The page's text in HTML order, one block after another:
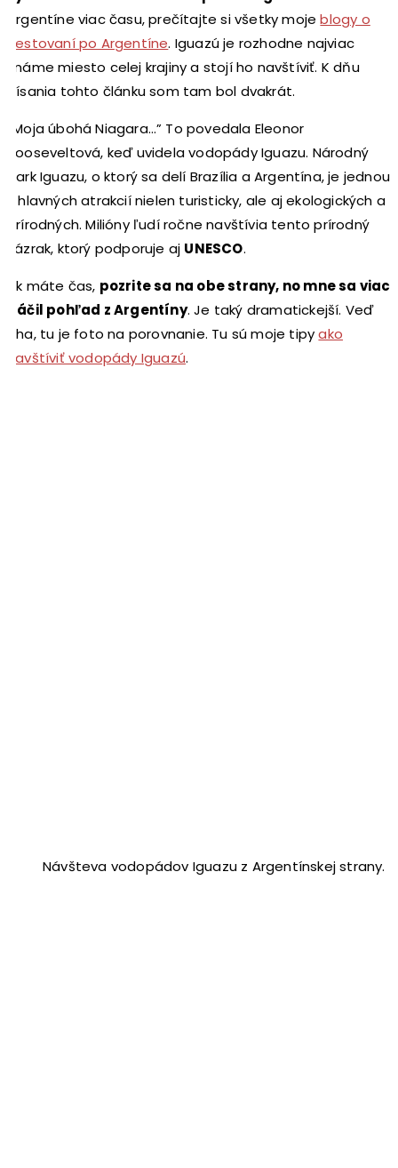
Argentíne viac času, prečítajte si všetky mojeblogy o
cestovaní po Argentíne. Iguazú je rozhodne najviac
známe miesto celej krajiny a stojí ho navštíviť. K dňu
písania tohto článku som tam bol dvakrát.
“Moja úbohá Niagara…” To povedala Eleonor
Rooseveltová, keď uvidela vodopády Iguazu. Národný
park Iguazu, o ktorý sa delí Brazília a Argentína, je jednou
z hlavných atrakcií nielen turisticky, ale aj ekologických a
prírodných. Milióny ľudí ročne navštívia tento prírodný
zázrak, ktorý podporuje aj UNESCO.
Ak máte čas, pozrite sa na obe strany, no mne sa viac
páčil pohľad z Argentíny. Je taký dramatickejší. Veď
aha, tu je foto na porovnanie. Tu sú moje tipyako
navštíviť vodopády Iguazú.
Návšteva vodopádov Iguazu z Argentínskej strany.